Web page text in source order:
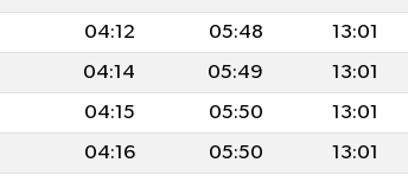
04:12 05:48 13:01
04:14 05:49 13:01
04:15 05:50 13:01
04:16 05:50 13:01